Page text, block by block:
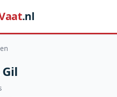
.nl